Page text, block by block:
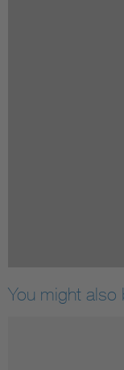
You might also